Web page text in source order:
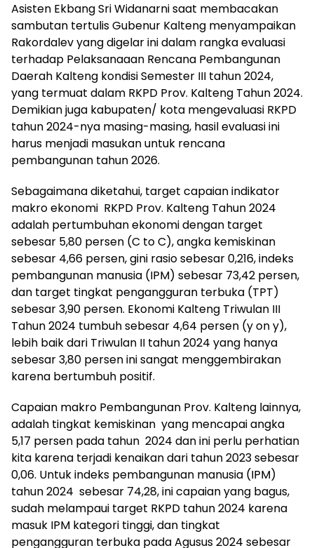
Asisten Ekbang Sri Widanarni saat membacakan
sambutan tertulis Gubenur Kalteng menyampaikan
Rakordalev yang digelar ini dalam rangka evaluasi
terhadap Pelaksanaaan Rencana Pembangunan
Daerah Kalteng kondisi Semester III tahun 2024,
yang termuat dalam RKPD Prov. Kalteng Tahun 2024.
Demikian juga kabupaten/ kota mengevaluasi RKPD
tahun 2024-nya masing-masing, hasil evaluasi ini
harus menjadi masukan untuk rencana
pembangunan tahun 2026.
Sebagaimana diketahui, target capaian indikator
makro ekonomi RKPD Prov. Kalteng Tahun 2024
adalah pertumbuhan ekonomi dengan target
sebesar 5,80 persen (C to C), angka kemiskinan
sebesar 4,66 persen, gini rasio sebesar 0,216, indeks
pembangunan manusia (IPM) sebesar 73,42 persen,
dan target tingkat pengangguran terbuka (TPT)
sebesar 3,90 persen. Ekonomi Kalteng Triwulan III
Tahun 2024 tumbuh sebesar 4,64 persen (y on y),
lebih baik dari Triwulan II tahun 2024 yang hanya
sebesar 3,80 persen ini sangat menggembirakan
karena bertumbuh positif.
Capaian makro Pembangunan Prov. Kalteng lainnya,
adalah tingkat kemiskinan yang mencapai angka
5,17 persen pada tahun 2024 dan ini perlu perhatian
kita karena terjadi kenaikan dari tahun 2023 sebesar
0,06. Untuk indeks pembangunan manusia (IPM)
tahun 2024 sebesar 74,28, ini capaian yang bagus,
sudah melampaui target RKPD tahun 2024 karena
masuk IPM kategori tinggi, dan tingkat
pengangguran terbuka pada Agusus 2024 sebesar